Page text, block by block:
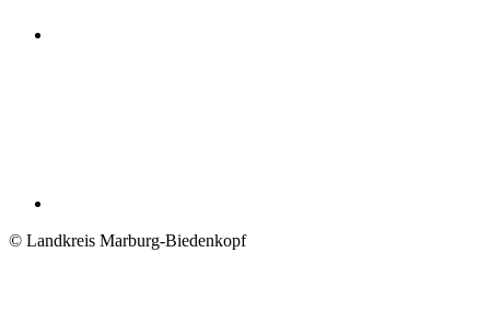
© Landkreis Marburg-Biedenkopf